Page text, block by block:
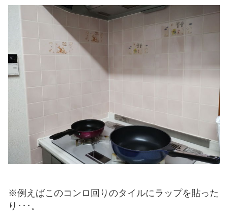
※例えばこのコンロ回りのタイルにラップを貼った
り･･･。